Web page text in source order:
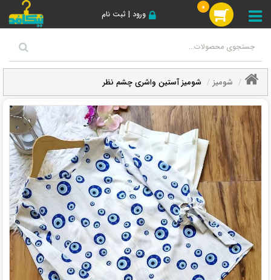
ورود | ثبت نام
0
شومیز شومیز آستین واشری چشم نظر